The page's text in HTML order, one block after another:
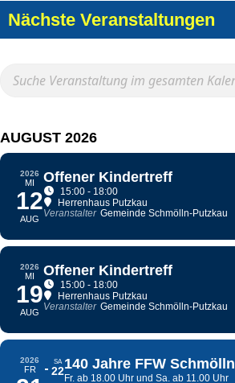
Nächste Veranstaltungen
AUGUST 2026
2026
MI
12
AUG
Offener Kindertreff
15:00 - 18:00
Herrenhaus Putzkau
Veranstalter Gemeinde Schmölln-Putzkau
2026
MI
19
AUG
Offener Kindertreff
15:00 - 18:00
Herrenhaus Putzkau
Veranstalter Gemeinde Schmölln-Putzkau
2026
FR
SA
22140 Jahre FFW Schmölln
Fr. ab 18.00 Uhr und Sa. ab 11.00 Uhr